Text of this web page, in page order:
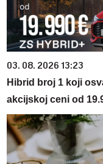
03. 08. 2026 13:23
Hibrid broj 1 koji
akcijskoj ceni od